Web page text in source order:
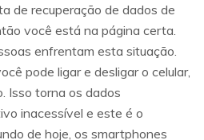
de recuperação de dados de
você está na página certa.
enfrentam esta situação.
pode ligar e desligar o celular,
Isso torna os dados
inacessível e este é o
de hoje, os smartphones